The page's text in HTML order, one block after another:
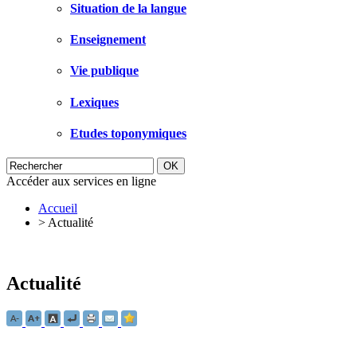
Situation de la langue
Enseignement
Vie publique
Lexiques
Etudes toponymiques
Accéder aux services en ligne
Accueil
> Actualité
Actualité